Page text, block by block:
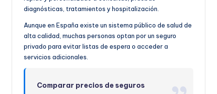
diagnósticas, tratamientos y hospitalización.
Aunque en España existe un sistema público de salud de
alta calidad, muchas personas optan por un seguro
privado para evitar listas de espera o acceder a
servicios adicionales.
Comparar precios de seguros